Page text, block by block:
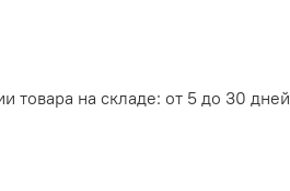
товара на складе: от 5 до 30 дней